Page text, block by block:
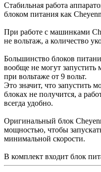
Стабильная работа
блоком питания как
При работе с машинками
не вольтаж, а количество
Большинство блоков
вообще не могут запустить
при вольтаже от 9 вольт.
Это значит, что запустить
блоках не получится, а
всегда удобно.
Оригинальный блок
мощностью, чтобы
минимальной скорости.
В комплект входит блок